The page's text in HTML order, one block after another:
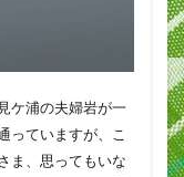
ケ浦の夫婦岩が一
っていますが、こ
ま、思ってもいな